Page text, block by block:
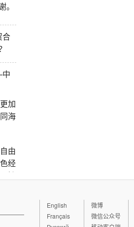
合
加
海
由
经
繁
举
English
Français
微博
微信公众号